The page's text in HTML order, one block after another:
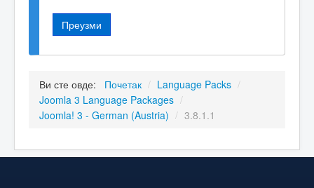
Преузми
Ви сте овде: Почетак / Language Packs /
Joomla 3 Language Packages /
Joomla! 3 - German (Austria) / 3.8.1.1